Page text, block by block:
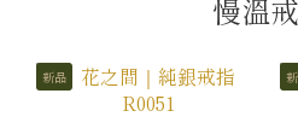
慢溫
新品